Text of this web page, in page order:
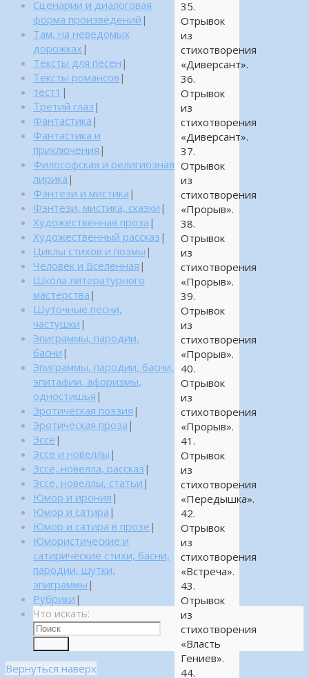
35.
Отрывок
из
стихотворения
«Диверсант».
36.
Отрывок
из
стихотворения
«Диверсант».
37.
Отрывок
из
стихотворения
«Прорыв».
38.
Отрывок
из
стихотворения
«Прорыв».
39.
Отрывок
из
стихотворения
«Прорыв».
40.
Отрывок
из
стихотворения
«Прорыв».
41.
Отрывок
из
стихотворения
«Передышка».
42.
Отрывок
из
стихотворения
«Встреча».
43.
Отрывок
из
стихотворения
«Власть
Гениев».
44.
Сценарии и диалоговая
форма произведений |
Там, на неведомых
дорожках |
Тексты для песен |
Тексты романсов |
тест1 |
Третий глаз |
Фантастика |
Фантастика и
приключения |
Философская и религиозная
лирика |
Фэнтези и мистика |
Фэнтези, мистика, сказки |
Художественная проза |
Художественный рассказ |
Циклы стихов и поэмы |
Человек и Вселенная |
Школа литературного
мастерства |
Шуточные песни,
частушки |
Эпиграммы, пародии,
басни |
Эпиграммы, пародии, басни,
эпитафии, афоризмы,
одностишья |
Эротическая поэзия |
Эротическая проза |
Эссе |
Эссе и новеллы |
Эссе, новелла, рассказ |
Эссе, новеллы, статьи |
Юмор и ирония |
Юмор и сатира |
Юмор и сатира в прозе |
Юмористические и
сатирические стихи, басни,
пародии, шутки,
эпиграммы |
Рубрики |
Что искать:
Вернуться наверх